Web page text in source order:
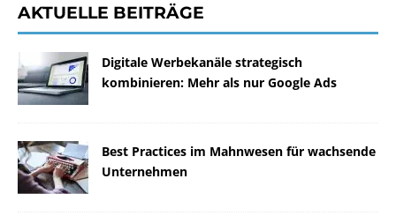
AKTUELLE BEITRÄGE
Digitale Werbekanäle strategisch
kombinieren: Mehr als nur Google Ads
Best Practices im Mahnwesen für wachsende
Unternehmen